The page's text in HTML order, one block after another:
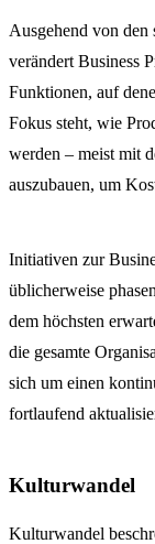
Ausgehend von den
verändert Business
Funktionen, auf
Fokus steht, wie
werden – meist mit
auszubauen, um
Initiativen zur
üblicherweise
dem höchsten
die gesamte
sich um einen
fortlaufend
Kulturwandel
Kulturwandel